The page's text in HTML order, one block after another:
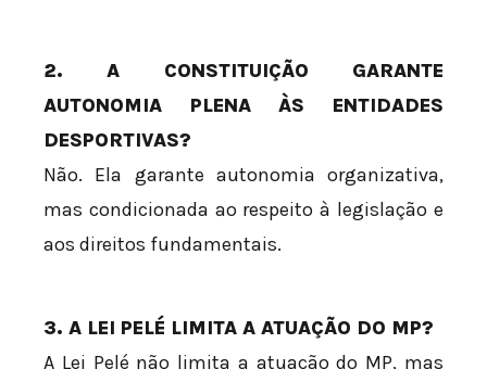
2. A CONSTITUIÇÃO GARANTE
AUTONOMIA PLENA ÀS ENTIDADES
DESPORTIVAS?
Não. Ela garante autonomia organizativa,
mas condicionada ao respeito à legislação e
aos direitos fundamentais.
3. A LEI PELÉ LIMITA A ATUAÇÃO DO MP?
A Lei Pelé não limita a atuação do MP, mas